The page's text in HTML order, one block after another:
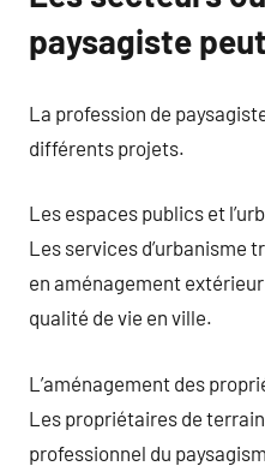
paysagiste
La profession de
différents projets.
Les espaces publics et
Les services d’urbanisme
en aménagement
qualité de vie en ville.
L’aménagement des
Les propriétaires de
professionnel du